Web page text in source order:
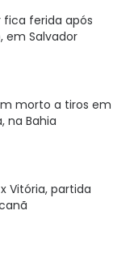
ferida após
em Salvador
morto a tiros em
na Bahia
Vitória, partida